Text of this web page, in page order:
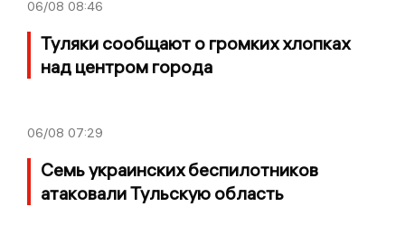
06/08 08:46
Туляки сообщают о громких хлопках
над центром города
06/08 07:29
Семь украинских беспилотников
атаковали Тульскую область